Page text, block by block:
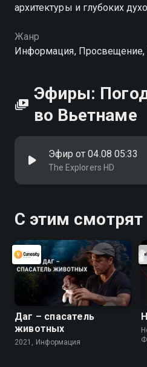
архитектуры и глубоких
Жанр
Информация, Просвещение,
Эфиры:
во Вьетнаме
Эфир от 04.08 05:33
The Explorers HD
С этим смотрят
Даг – спасатель
животных
2021, Информация